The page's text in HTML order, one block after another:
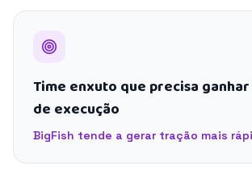
Time enxuto que precisa
de execução
BigFish tende a gerar tração mais